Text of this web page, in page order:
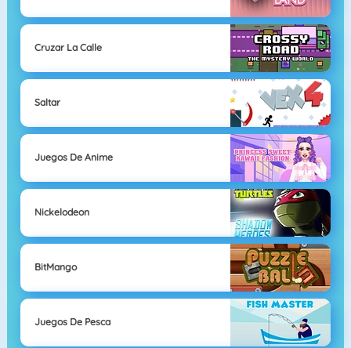
Cruzar La Calle
Saltar
Juegos De Anime
Nickelodeon
BitMango
Juegos De Pesca